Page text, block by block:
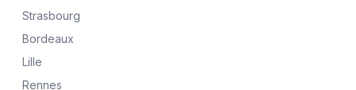
Strasbourg
Bordeaux
Lille
Rennes